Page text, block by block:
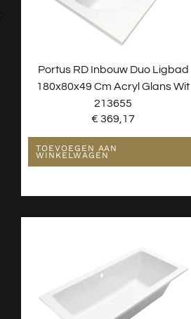
Portus RD Inbouw Duo Ligbad
180x80x49 Cm Acryl Glans Wit
213655
€ 369,17
TOEVOEGEN AAN
WINKELWAGEN